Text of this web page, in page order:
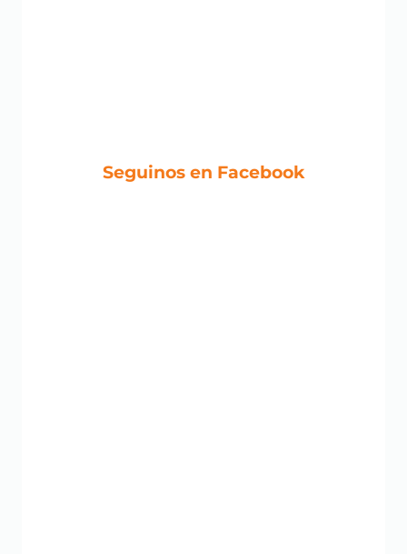
Seguinos en Facebook